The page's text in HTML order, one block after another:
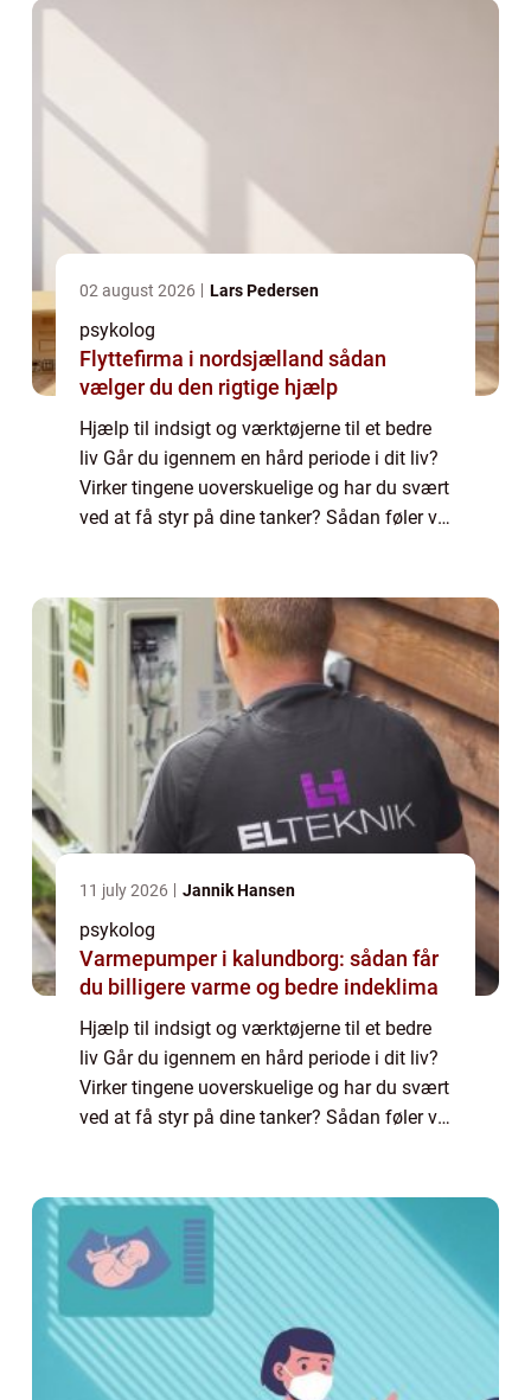
02 august 2026 Lars Pedersen
psykolog
Flyttefirma i nordsjælland sådan
vælger du den rigtige hjælp
Hjælp til indsigt og værktøjerne til et bedre
liv Går du igennem en hård periode i dit liv?
Virker tingene uoverskuelige og har du svært
ved at få styr på dine tanker? Sådan føler vi
11 july 2026 Jannik Hansen
psykolog
Varmepumper i kalundborg: sådan får
du billigere varme og bedre indeklima
Hjælp til indsigt og værktøjerne til et bedre
liv Går du igennem en hård periode i dit liv?
Virker tingene uoverskuelige og har du svært
ved at få styr på dine tanker? Sådan føler vi